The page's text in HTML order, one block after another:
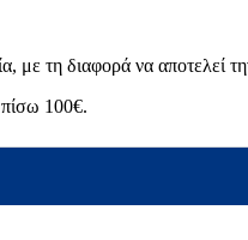
τη διαφορά να αποτελεί
100€.